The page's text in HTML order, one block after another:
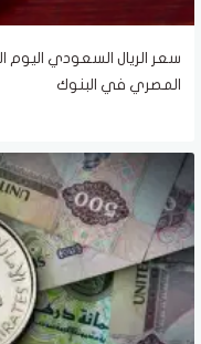
المصري في البنوك